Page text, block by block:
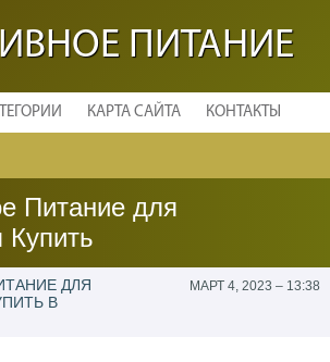
ПИТАНИЕ
КАРТА САЙТА КОНТАКТЫ
Питание для
Купить
ДЛЯ
В
МАРТ 4, 2023 – 13:38